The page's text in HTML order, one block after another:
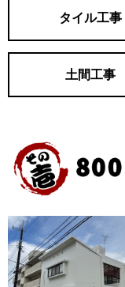
タイル工事
土間工事